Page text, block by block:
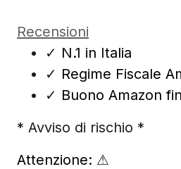
Recensioni
✓ N.1 in Italia
✓ Regime Fiscale
✓ Buono Amazon
* Avviso di rischio *
Attenzione: ⚠